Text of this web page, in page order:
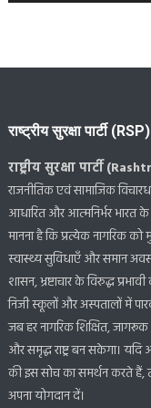
राष्ट्रीय सुरक्षा पार्टी (RSP)
राष्ट्रीय सुरक्षा पार्टी
राजनीतिक एवं सामाजिक
आधारित और आत्मनिर्भर भारत
मानना है कि प्रत्येक नागरिक
स्वास्थ्य सुविधाएँ और समान अवसर
शासन, भ्रष्टाचार के विरुद्ध
निजी स्कूलों और अस्पतालों में
जब हर नागरिक शिक्षित,
और समृद्ध राष्ट्र बन सकेगा। यदि
की इस सोच का समर्थन करते हैं, तो
अपना योगदान दें।